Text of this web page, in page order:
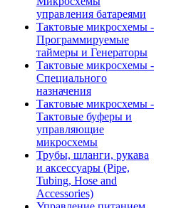
управления батареями
Тактовые микросхемы -
Программируемые
таймеры и Генераторы
Тактовые микросхемы -
Специального
назначения
Тактовые микросхемы -
Тактовые буферы и
управляющие
микросхемы
Трубы, шланги, рукава
и аксессуары (Pipe,
Tubing, Hose and
Accessories)